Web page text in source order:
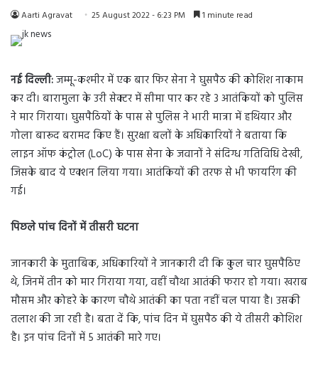
Aarti Agravat 25 August 2022 - 6:23 PM 1 minute read
नई दिल्ली:जम्मू-कश्मीर में एक बार फिर सेना ने घुसपैठ की कोशिश नाकाम
कर दी। बारामुला के उरी सेक्टर में सीमा पार कर रहे 3 आतंकियों को पुलिस
ने मार गिराया। घुसपैठियों के पास से पुलिस ने भारी मात्रा में हथियार और
गोला बारूद बरामद किए हैं। सुरक्षा बलों के अधिकारियों ने बताया कि
लाइन ऑफ कंट्रोल (LoC) के पास सेना के जवानों ने संदिग्ध गतिविधि देखी,
जिसके बाद ये एक्शन लिया गया। आतंकियों की तरफ से भी फायरिंग की
गई।
पिछले पांच दिनों में तीसरी घटना
जानकारी के मुताबिक, अधिकारियों ने जानकारी दी कि कुल चार घुसपैठिए
थे, जिनमें तीन को मार गिराया गया, वहीं चौथा आतंकी फरार हो गया। खराब
मौसम और कोहरे के कारण चौथे आतंकी का पता नहीं चल पाया है। उसकी
तलाश की जा रही है। बता दें कि, पांच दिन में घुसपैठ की ये तीसरी कोशिश
है। इन पांच दिनों में 5 आतंकी मारे गए।